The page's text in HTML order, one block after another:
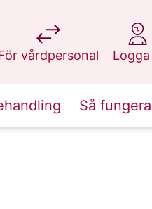
vårdpersonal
på 1177.se
på
Så